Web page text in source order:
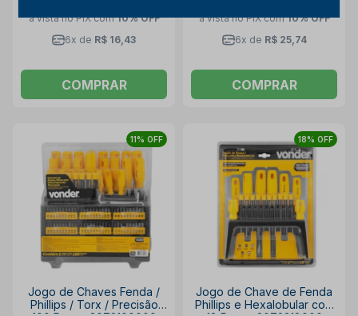
à vista no PIXcom10% OFF
6x de R$ 16,43
COMPRAR
à vista no PIXcom10% OFF
6x de R$ 25,74
COMPRAR
11% OFF
Jogo de Chaves Fenda /
Phillips / Torx / Precisão
18% OFF
Jogo de Chave de Fenda
Phillips e Hexalobular com